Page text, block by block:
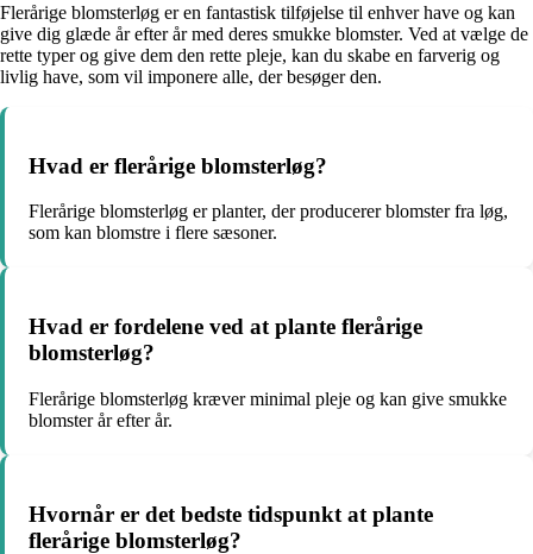
Flerårige blomsterløg er en fantastisk tilføjelse til enhver have og kan
give dig glæde år efter år med deres smukke blomster. Ved at vælge de
rette typer og give dem den rette pleje, kan du skabe en farverig og
livlig have, som vil imponere alle, der besøger den.
Hvad er flerårige blomsterløg?
Flerårige blomsterløg er planter, der producerer blomster fra løg,
som kan blomstre i flere sæsoner.
Hvad er fordelene ved at plante flerårige
blomsterløg?
Flerårige blomsterløg kræver minimal pleje og kan give smukke
blomster år efter år.
Hvornår er det bedste tidspunkt at plante
flerårige blomsterløg?